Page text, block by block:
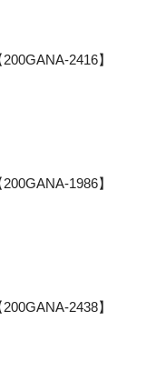
2416】
1986】
2438】